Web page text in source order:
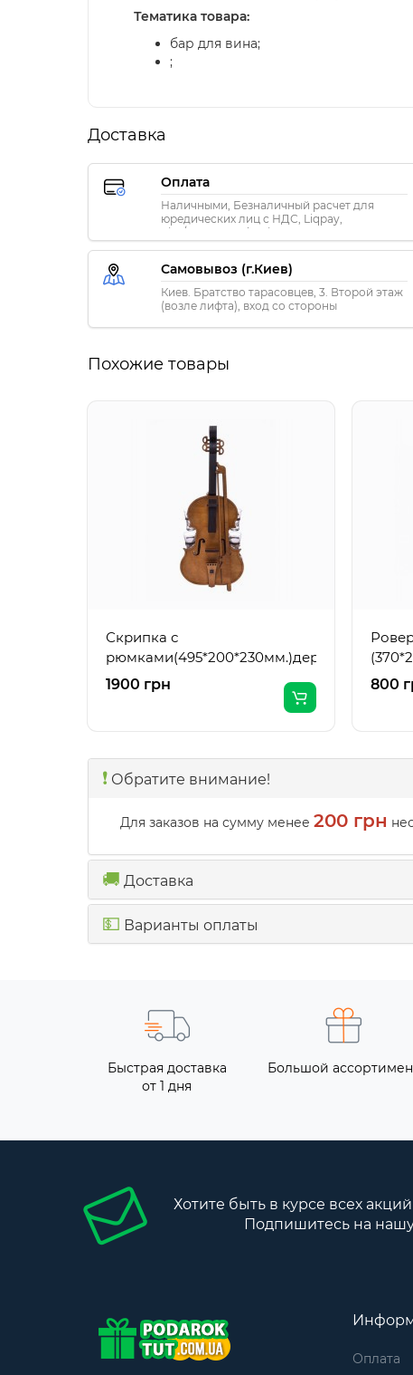
Тематика товара:
бар для вина;
;
Доставка
Оплата
Наличными, Безналичный расчет для
юредических лиц с НДС, Liqpay,
Visa/MasterCard, Privat24
Самовывоз (г.Киев)
Киев. Братство тарасовцев, 3. Второй этаж
(возле лифта), вход со стороны
Похожие товары
Скрипка с
рюмками(495*200*230мм.)дер.
1900 грн
800
❗️ Обратите внимание!
Для заказов на сумму менее 200 грн
🚚 Доставка
💵 Варианты оплаты
Быстрая доставка
от 1 дня
Большой
Хотите быть в курсе всех
Подпишитесь на
Оплата